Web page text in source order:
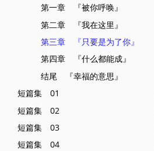
第一章 『被你呼唤』
第二章 『我在这里』
第三章 『只要是为了你』
第四章 『什么都能成』
结尾 『幸福的意思』
短篇集 01
短篇集 02
短篇集 03
短篇集 04